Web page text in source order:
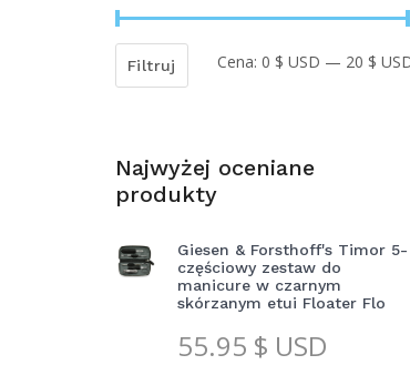
Filtruj Cena: 0 $ USD — 20 $
Najwyżej oceniane
produkty
Giesen & Forsthoff's Timor 5-
częściowy zestaw do
manicure w czarnym
skórzanym etui Floater Flo
55.95 $ USD